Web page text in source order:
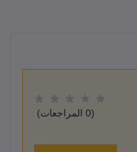
(0 المراجعات)